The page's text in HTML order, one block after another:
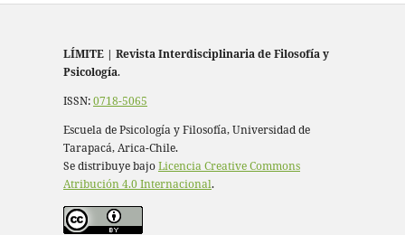
LÍMITE | Revista Interdisciplinaria de Filosofía y
Psicología.
ISSN:0718-5065
Escuela de Psicología y Filosofía, Universidad de
Tarapacá, Arica-Chile.
Se distribuye bajoLicencia Creative Commons
Atribución 4.0 Internacional.